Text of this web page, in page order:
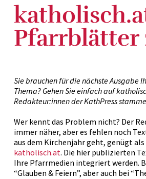
Pfarrblätter
Sie brauchen für die nächste Ausgabe
Thema? Gehen Sie einfach auf
Redakteur:innen der KathPress
Wer kennt das Problem nicht? Der
immer näher, aber es fehlen noch
aus dem Kirchenjahr geht, genügt
katholisch.at. Die hier publizierten
Ihre Pfarrmedien integriert werden.
“Glauben & Feiern”, aber auch bei